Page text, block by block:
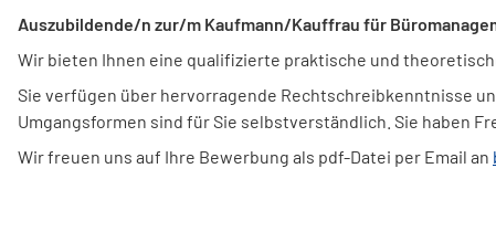
Auszubildende/n zur/m Kaufmann/Kauffrau für
Wir bieten Ihnen eine qualifizierte praktische und
Sie verfügen über hervorragende Rechtschreibkenntnisse
Umgangsformen sind für Sie selbstverständlich. Sie haben
Wir freuen uns auf Ihre Bewerbung als pdf-Datei per Email an